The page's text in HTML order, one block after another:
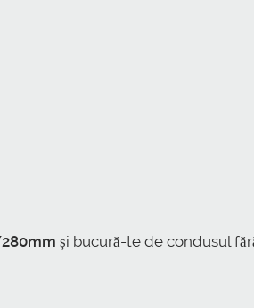
și bucură-te de condusul